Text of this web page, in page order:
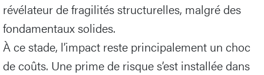
révélateur de fragilités structurelles, malgré des
fondamentaux solides.
À ce stade, l’impact reste principalement un choc
de coûts. Une prime de risque s’est installée dans